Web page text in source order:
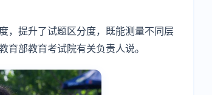
，提升了试题区分度，既能测量不同层
部教育考试院有关负责人说。